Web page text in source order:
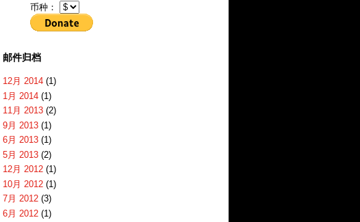
币种：
邮件归档
12月 2014 (1)
1月 2014 (1)
11月 2013 (2)
9月 2013 (1)
6月 2013 (1)
5月 2013 (2)
12月 2012 (1)
10月 2012 (1)
7月 2012 (3)
6月 2012 (1)